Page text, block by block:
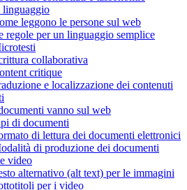
linguaggio
leggono le persone sul web
regole per un linguaggio semplice
collaborativa
critique
e localizzazione dei contenuti
vanno sul web
di documenti
di lettura dei documenti elettronici
di produzione dei documenti
video
alternativo (alt text) per le immagini
per i video